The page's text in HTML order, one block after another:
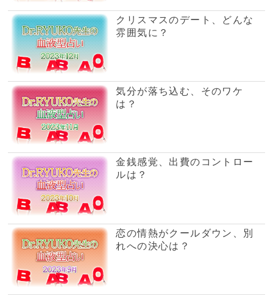
恋の情熱がクールダウン、別
れへの決心は？
休日のパターン。旅行に行く
なら？
オススメのダイエット法は？
結婚への向き合い方、家庭で
の姿は？
ストレスの感じ方、発散する
方法は？
社会生活、集団行動での傾向
は？